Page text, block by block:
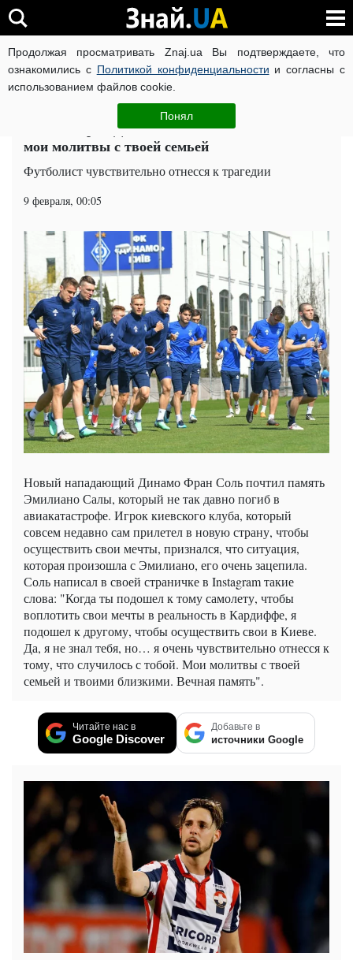
Продолжая просматривать Znaj.ua Вы подтверждаете, что
ознакомились с Политикой конфиденциальности и согласны с
использованием файлов cookie.
Понял
ВОЙНА РОССИИ ПРОТИВ УКРАИНЫ КОРОНАВИРУС В
ЧИТАТИ УКРАЇНСЬКОЮ
Новый игрок Динамо почтил память Салы:
мои молитвы с твоей семьей
Футболист чувствительно отнесся к трагедии
9 февраля, 00:05
Новый нападающий Динамо Фран Соль почтил память
Эмилиано Салы, который не так давно погиб в
авиакатастрофе. Игрок киевского клуба, который
совсем недавно сам прилетел в новую страну, чтобы
осуществить свои мечты, признался, что ситуация,
которая произошла с Эмилиано, его очень зацепила.
Соль написал в своей страничке в Instagram такие
слова: "Когда ты подошел к тому самолету, чтобы
воплотить свои мечты в реальность в Кардиффе, я
подошел к другому, чтобы осуществить свои в Киеве.
Да, я не знал тебя, но… я очень чувствительно отнесся к
тому, что случилось с тобой. Мои молитвы с твоей
семьей и твоими близкими. Вечная память".
Читайте нас в
Google Discover
Добавьте в
источники Google